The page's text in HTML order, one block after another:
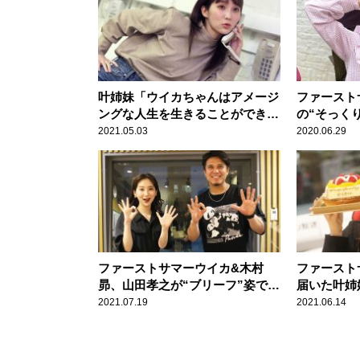
叶姉妹「ウイカちゃんはアメージ
ングな人生を生きることができる
わ」 10年越しのサプライズにフ
ァーストサマーウイカ感激
2021.05.03
ファース
の“そっく
いめちゃ
2020.06.29
ファーストサマーウイカ&木村
昴、山田孝之が“ブリーフ”姿で言
ったセリフに衝撃『イケメンタ
2021.07.19
ファース
届いた叶
ゼント”に
2021.06.14